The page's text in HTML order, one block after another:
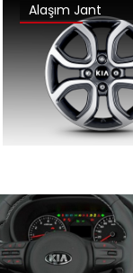
Alaşım Jant